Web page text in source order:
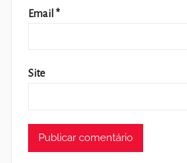
Email *
Site